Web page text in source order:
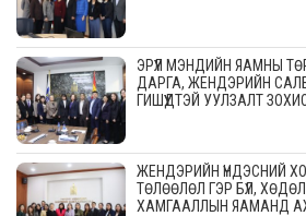
ЭРҮҮЛ МЭНДИЙН ЯАМНЫ
ДАРГА, ЖЕНДЭРИЙН
ГИШҮҮДТЭЙ УУЛЗАЛТ
ЖЕНДЭРИЙН ҮНДЭСНИЙ
ТӨЛӨӨЛӨЛ ГЭР БҮЛ,
ХАМГААЛЛЫН ЯАМАНД